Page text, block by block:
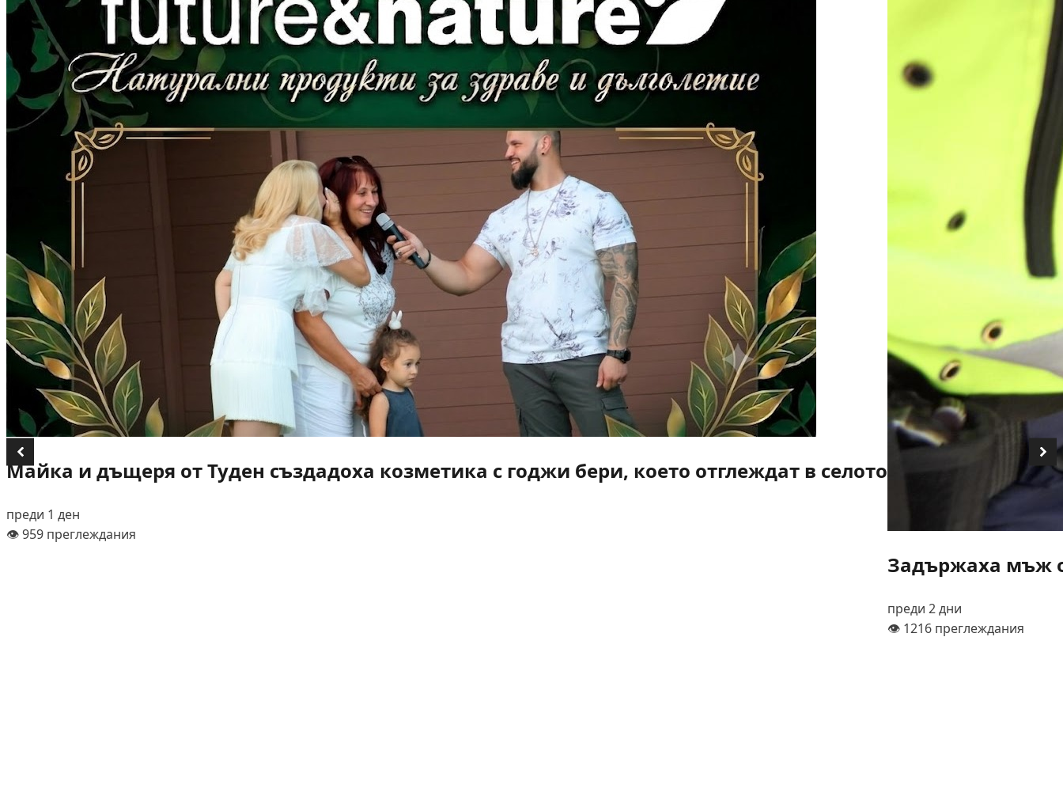
Майка и дъщеря от Туден създадоха козметика с годжи бери, което отглеждат в селото
преди 1 ден
👁️ 959 преглеждания
Задържаха мъж
преди 2 дни
👁️ 1216 преглеждания